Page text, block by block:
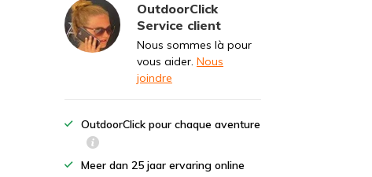
OutdoorClick
Service client
Nous sommes là pour
vous aider. Nous
joindre
OutdoorClick pour chaque aventure
Meer dan 25 jaar ervaring online